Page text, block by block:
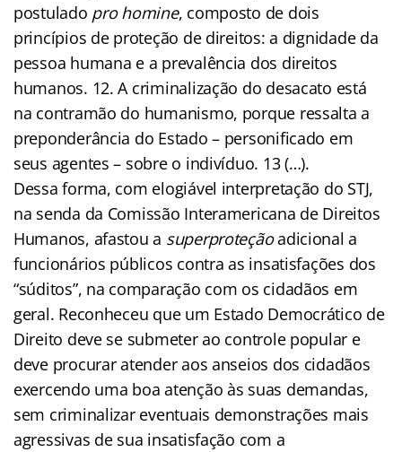
postulado pro homine, composto de dois
princípios de proteção de direitos: a dignidade da
pessoa humana e a prevalência dos direitos
humanos. 12. A criminalização do desacato está
na contramão do humanismo, porque ressalta a
preponderância do Estado – personificado em
seus agentes – sobre o indivíduo. 13 (…).
Dessa forma, com elogiável interpretação do STJ,
na senda da Comissão Interamericana de Direitos
Humanos, afastou a superproteçãoadicional a
funcionários públicos contra as insatisfações dos
“súditos”, na comparação com os cidadãos em
geral. Reconheceu que um Estado Democrático de
Direito deve se submeter ao controle popular e
deve procurar atender aos anseios dos cidadãos
exercendo uma boa atenção às suas demandas,
sem criminalizar eventuais demonstrações mais
agressivas de sua insatisfação com a